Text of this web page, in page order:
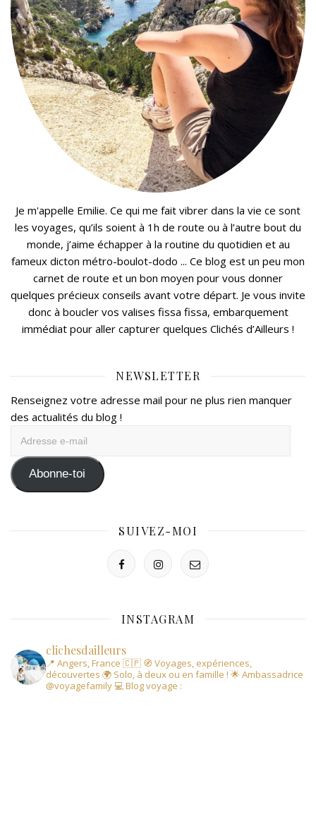
Je m'appelle Emilie. Ce qui me fait vibrer dans la vie ce sont
les voyages, qu’ils soient à 1h de route ou à l’autre bout du
monde, j’aime échapper à la routine du quotidien et au
fameux dicton métro-boulot-dodo ... Ce blog est un peu mon
carnet de route et un bon moyen pour vous donner
quelques précieux conseils avant votre départ. Je vous invite
donc à boucler vos valises fissa fissa, embarquement
immédiat pour aller capturer quelques Clichés d’Ailleurs !
NEWSLETTER
Renseignez votre adresse mail pour ne plus rien manquer
des actualités du blog !
mail Abonne-toi
SUIVEZ-MOI
INSTAGRAM
clichesdailleurs
📍 Angers, France 🇨🇵 🧭 Voyages, expériences,
découvertes 🌍 Solo, à deux ou en famille ! 🌟 Ambassadrice
@voyagefamily 💻 Blog voyage :